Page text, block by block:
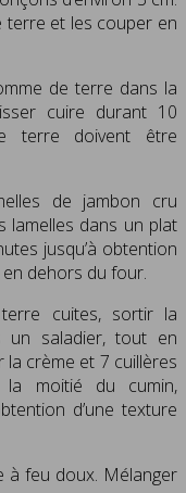
terre et les couper en
de terre dans la
cuire durant 10
terre doivent être
de jambon cru
lamelles dans un plat
jusqu’à obtention
dehors du four.
cuites, sortir la
un saladier, tout en
crème et 7 cuillères
moitié du cumin,
d’une texture
à feu doux. Mélanger